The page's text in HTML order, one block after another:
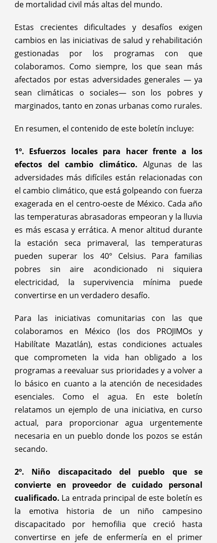
de mortalidad civil más altas del mundo.
Estas crecientes dificultades y desafíos exigen
cambios en las iniciativas de salud y rehabilitación
gestionadas por los programas con que
colaboramos. Como siempre, los que sean más
afectados por estas adversidades generales — ya
sean climáticas o sociales— son los pobres y
marginados, tanto en zonas urbanas como rurales.
En resumen, el contenido de este boletín incluye:
1º. Esfuerzos locales para hacer frente a los
efectos del cambio climático. Algunas de las
adversidades más difíciles están relacionadas con
el cambio climático, que está golpeando con fuerza
exagerada en el centro-oeste de México. Cada año
las temperaturas abrasadoras empeoran y la lluvia
es más escasa y errática. A menor altitud durante
la estación seca primaveral, las temperaturas
pueden superar los 40° Celsius. Para familias
pobres sin aire acondicionado ni siquiera
electricidad, la supervivencia mínima puede
convertirse en un verdadero desafío.
Para las iniciativas comunitarias con las que
colaboramos en México (los dos PROJIMOs y
Habilítate Mazatlán), estas condiciones actuales
que comprometen la vida han obligado a los
programas a reevaluar sus prioridades y a volver a
lo básico en cuanto a la atención de necesidades
esenciales. Como el agua. En este boletín
relatamos un ejemplo de una iniciativa, en curso
actual, para proporcionar agua urgentemente
necesaria en un pueblo donde los pozos se están
secando.
2º. Niño discapacitado del pueblo que se
convierte en proveedor de cuidado personal
cualificado. La entrada principal de este boletín es
la emotiva historia de un niño campesino
discapacitado por hemofilia que creció hasta
convertirse en jefe de enfermería en el primer